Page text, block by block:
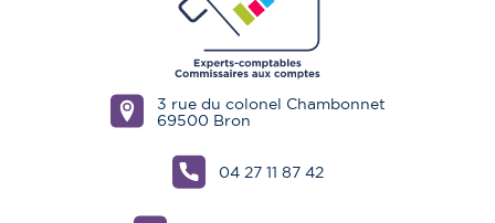
3 rue du colonel Chambonnet
69500 Bron
04 27 11 87 42